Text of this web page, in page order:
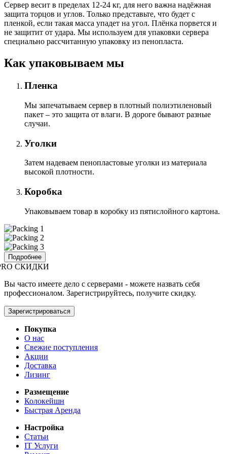
Сервер весит в пределах 12-24 кг, для него важна надёжная
защита торцов и углов. Только представьте, что будет с
пленкой, если такая масса упадет на угол. Плёнка порвется и
не защитит от удара. Мы используем для упаковки сервера
специально расcчитанную упаковку из пенопласта.
Как упаковываем мы
Пленка
Мы запечатываем сервер в плотный полиэтиленовый
пакет – это защита от влаги. В дороге бывают разные
случаи.
Уголки
Затем надеваем пенопластовые уголки из материала
высокой плотности.
Коробка
Упаковываем товар в коробку из пятислойного картона.
Подробнее
СКИДКИ
Вы часто имеете дело с серверами - можете назвать себя
профессионалом. Зарегистрируйтесь, получите скидку.
Зарегистрироваться
Покупка
О нас
Свежие поступления
Акции
Доставка
Лизинг
Размещение
Колокейшн
Быстрая Аренда
Настройка
Статьи
IT Услуги